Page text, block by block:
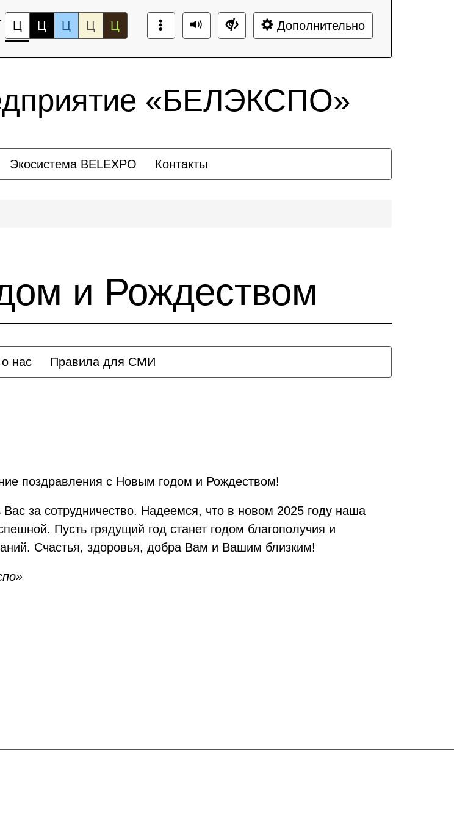
Ц Ц Ц Ц Ц Дополнительно
«БЕЛЭКСПО»
Экосистема BELEXPO Контакты
и Рождеством
нас Правила для СМИ
поздравления с Новым годом и Рождеством!
за сотрудничество. Надеемся, что в новом 2025 году наша
Пусть грядущий год станет годом благополучия и
Счастья, здоровья, добра Вам и Вашим близким!